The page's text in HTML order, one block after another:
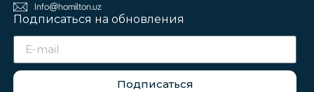
Info@homilton.uz
Подписаться на обновления
Подписаться